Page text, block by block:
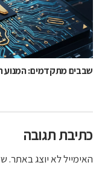
שבבים מתקדמים:
כתיבת תגובה
האימייל לא יוצג באתר.